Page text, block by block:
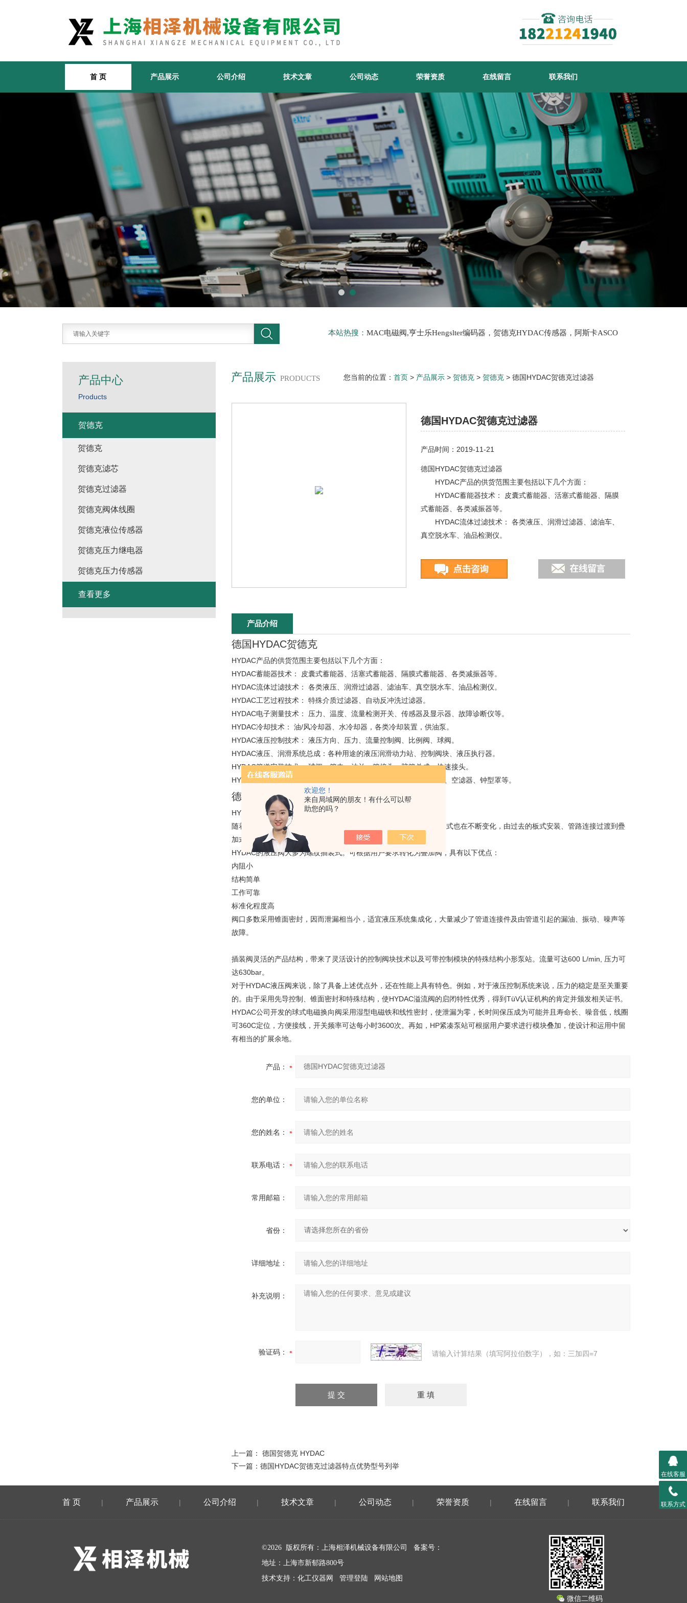
欢迎您！
来自局域网的朋友！有什么可以帮
助您的吗？
首 页 产品展示 公司介绍 技术文章 公司动态 荣誉资质 在线留言 联系我们
本站热搜： MAC电磁阀,亨士乐Hengslter编码器，贺德克HYDAC传感器，阿斯卡ASCO
产品展示 PRODUCTS 您当前的位置： 首页 > 产品展示 > 贺德克 > 贺德克 > 德国HYDAC贺德克过滤器
德国HYDAC贺德克过滤器
产品时间：2019-11-21
德国HYDAC贺德克过滤器
HYDAC产品的供货范围主要包括以下几个方面：
HYDAC蓄能器技术： 皮囊式蓄能器、活塞式蓄能器、隔膜
式蓄能器、各类减振器等。
HYDAC流体过滤技术： 各类液压、润滑过滤器、滤油车、
真空脱水车、油品检测仪。
产品介绍
德国HYDAC贺德克
HYDAC产品的供货范围主要包括以下几个方面：
HYDAC蓄能器技术： 皮囊式蓄能器、活塞式蓄能器、隔膜式蓄能器、各类减振器等。
HYDAC流体过滤技术： 各类液压、润滑过滤器、滤油车、真空脱水车、油品检测仪。
HYDAC工艺过程技术： 特殊介质过滤器、自动反冲洗过滤器。
HYDAC电子测量技术： 压力、温度、流量检测开关、传感器及显示器、故障诊断仪等。
HYDAC冷却技术： 油/风冷却器、水冷却器，各类冷却装置，供油泵。
HYDAC液压控制技术： 液压方向、压力、流量控制阀、比例阀、球阀。
HYDAC液压、润滑系统总成：各种用途的液压润滑动力站、控制阀块、液压执行器。
HYDAC管道安装技术： 球阀、管夹、法兰、管接头、胶管总成、快速接头。
HYDAC其它： 压力表、压力表开关、测压软管、测压接头、液位计、空滤器、钟型罩等。
德国HYDAC贺德克
HYDAC液压控制阀门产品说明：
随着液压技术的发展，除了功能不断满足使用要求外，接口和安装形式也在不断变化，由过去的板式安装、管路连接过渡到疊
加式和插装式。
HYDAC的液压阀大多为螺纹插装式。可根据用户要求转化为叠加阀，具有以下优点：
内阻小
结构简单
工作可靠
标准化程度高
阀口多数采用锥面密封，因而泄漏相当小，适宜液压系统集成化，大量减少了管道连接件及由管道引起的漏油、振动、噪声等
故障。
插装阀灵活的产品结构，带来了灵活设计的控制阀块技术以及可带控制模块的特殊结构小形泵站。流量可达600 L/min, 压力可
达630bar。
对于HYDAC液压阀来说，除了具备上述优点外，还在性能上具有特色。例如，对于液压控制系统来说，压力的稳定是至关重要
的。由于采用先导控制、锥面密封和特殊结构，使HYDAC溢流阀的启闭特性优秀，得到TüV认证机构的肯定并颁发相关证书。
HYDAC公司开发的球式电磁换向阀采用湿型电磁铁和线性密封，使泄漏为零，长时间保压成为可能并且寿命长、噪音低，线圈
可360C定位，方便接线，开关频率可达每小时3600次。再如，HP紧凑泵站可根据用户要求进行模块叠加，使设计和运用中留
有相当的扩展余地。
产品：
您的单位：
您的姓名：
联系电话：
常用邮箱：
省份：
详细地址：
补充说明：
验证码： 请输入计算结果（填写阿拉伯数字），如：三加四=7
上一篇： 德国贺德克 HYDAC
下一篇： 德国HYDAC贺德克过滤器特点优势型号列举
产品中心
Products
贺德克
贺德克
贺德克滤芯
贺德克过滤器
贺德克阀体线圈
贺德克液位传感器
贺德克压力继电器
贺德克压力传感器
查看更多
首 页 | 产品展示 | 公司介绍 | 技术文章 | 公司动态 | 荣誉资质 | 在线留言 | 联系我们
©2026 版权所有：上海相泽机械设备有限公司 备案号：
地址：上海市新郁路800号
技术支持： 化工仪器网 管理登陆 网站地图
微信二维码
在线客服
联系方式